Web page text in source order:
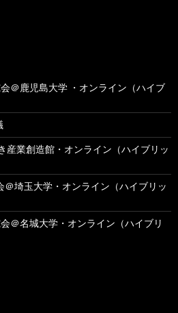
＠鹿児島大学 ・オンライン（ハイブ
産業創造館・オンライン（ハイブリッ
＠埼玉大学・オンライン（ハイブリッ
＠名城大学・オンライン（ハイブリ